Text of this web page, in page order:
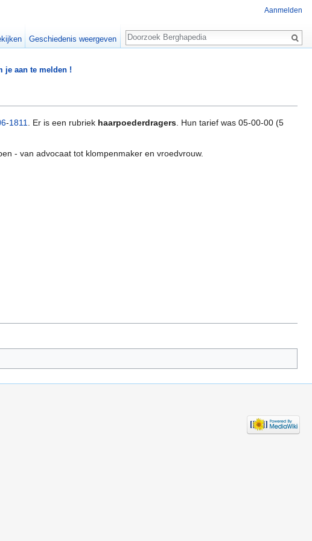
je aan te melden !
-1811. Er is een rubriek haarpoederdragers. Hun tarief was 05-00-00 (5
- van advocaat tot klompenmaker en vroedvrouw.
Aanmelden
Geschiedenis weergeven
Zoeken